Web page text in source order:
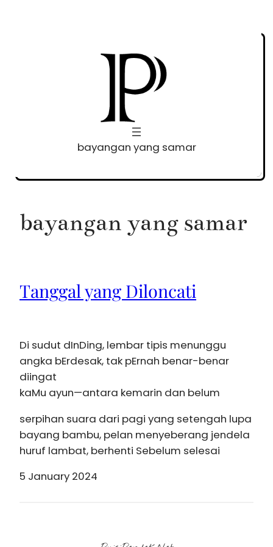
bayangan yang samar
bayangan yang samar
Tanggal yang Diloncati
Di sudut dInDing, lembar tipis menunggu
angka bErdesak, tak pErnah benar-benar
diingat
kaMu ayun—antara kemarin dan belum
serpihan suara dari pagi yang setengah lupa
bayang bambu, pelan menyeberang jendela
huruf lambat, berhenti Sebelum selesai
5 January 2024